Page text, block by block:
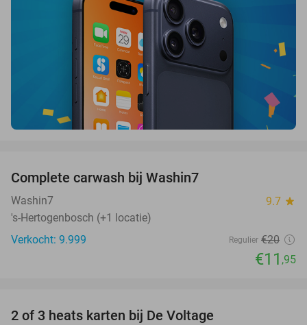
Complete carwash bij Washin7
Washin7 9.7 star
's-Hertogenbosch (+1 locatie)
Verkocht: 9.999
Regulier €20
€11 ,95
2 of 3 heats karten bij De Voltage